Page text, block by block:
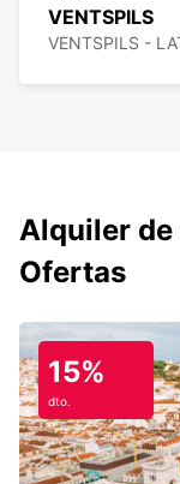
VENTSPILS
VENTSPILS -
Alquiler de
Ofertas
15%
dto.